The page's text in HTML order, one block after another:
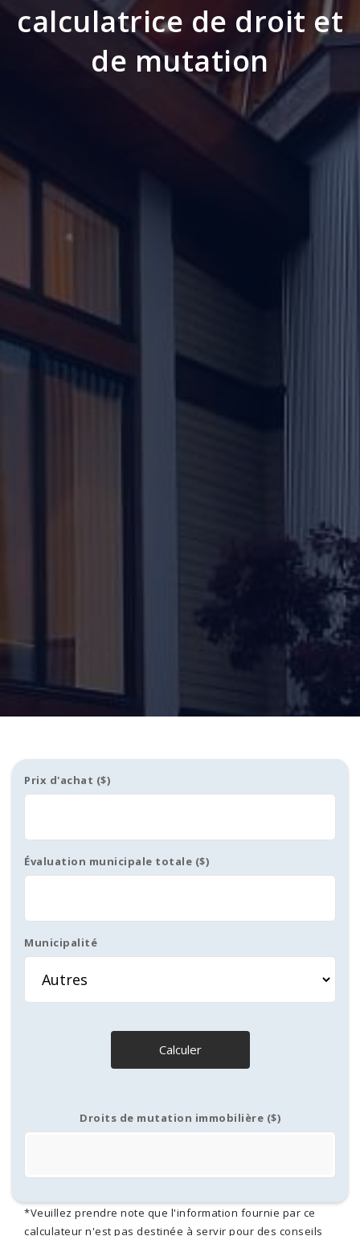
calculatrice de droit et
de mutation
Prix d'achat ($)
Évaluation municipale totale ($)
Municipalité
Calculer
Droits de mutation immobilière ($)
*Veuillez prendre note que l'information fournie par ce
calculateur n'est pas destinée à servir pour des conseils